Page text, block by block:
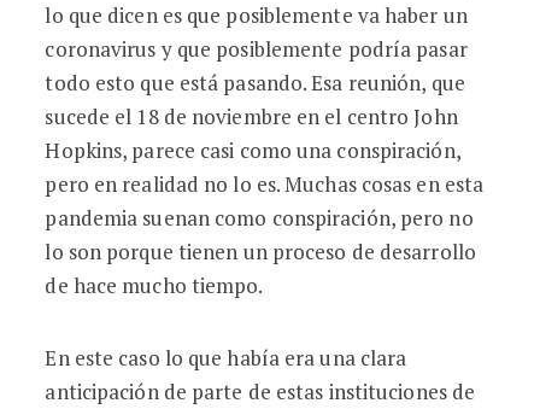
lo que dicen es que posiblemente va haber un
coronavirus y que posiblemente podría pasar
todo esto que está pasando. Esa reunión, que
sucede el 18 de noviembre en el centro John
Hopkins, parece casi como una conspiración,
pero en realidad no lo es. Muchas cosas en esta
pandemia suenan como conspiración, pero no
lo son porque tienen un proceso de desarrollo
de hace mucho tiempo.
En este caso lo que había era una clara
anticipación de parte de estas instituciones de